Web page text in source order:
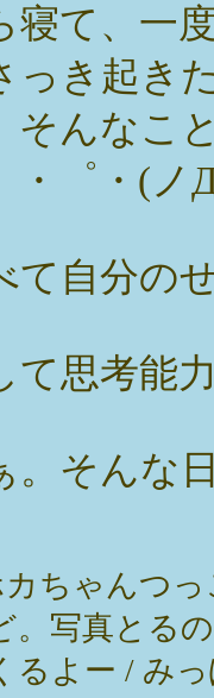
寝て、一
っき起き
そんなこ
・゜・(ノ
て自分の
て思考能
。そんな
ちゃんつ
。写真とる
るよー / みっ